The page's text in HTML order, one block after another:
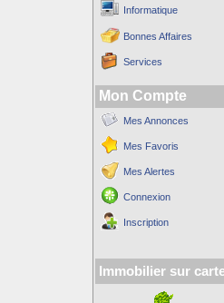
Informatique
Bonnes Affaires
Services
Mon Compte
Mes Annonces
Mes Favoris
Mes Alertes
Connexion
Inscription
Immobilier sur